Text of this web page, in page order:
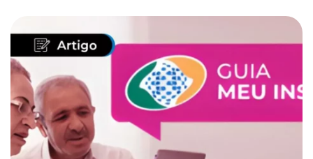
benefícios
crédito fácil
últimas notícias
ferramentas